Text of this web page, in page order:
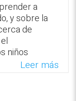
a
y sobre la
de
niños
se
enseñanza de
Leer más